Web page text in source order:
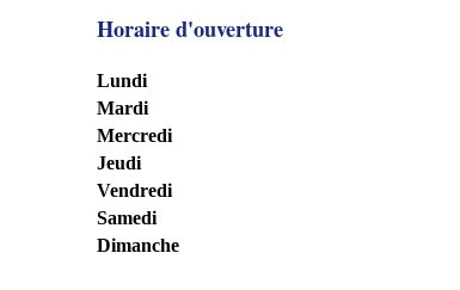
Horaire d'ouverture
Lundi
Mardi
Mercredi
Jeudi
Vendredi
Samedi
Dimanche